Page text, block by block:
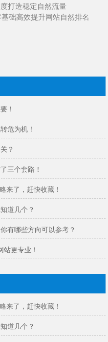
打造稳定自然流量
础高效提升网站自然排名
！
危为机！
？
三个套路！
来了，赶快收藏！
道几个？
有哪些方向可以参考？
更专业！
来了，赶快收藏！
道几个？